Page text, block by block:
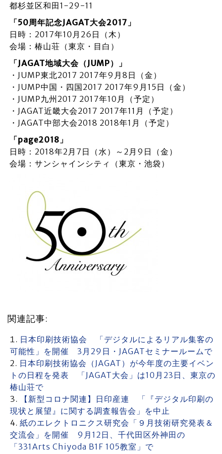
都杉並区和田1-29-11
「50周年記念JAGAT大会2017 」
日時：2017年10月26日（木）
会場：椿山荘（東京・目白）
「JAGAT地域大会（JUMP）」
・JUMP東北2017 2017年9月8日（金）
・JUMP中国・四国2017 2017年9月15日（金）
・JUMP九州2017 2017年10月（予定）
・JAGAT近畿大会2017 2017年11月（予定）
・JAGAT中部大会2018 2018年1月（予定）
「page2018 」
日時：2018年2月7日（水）～2月9日（金）
会場：サンシャインシティ（東京・池袋）
関連記事:
日本印刷技術協会 「デジタルによるリアル集客の
可能性」を開催 3月29日・JAGATセミナールームで
日本印刷技術協会（JAGAT）が今年度の主要イベン
トの日程を発表 「JAGAT大会」は10月23日、東京の
椿山荘で
【新型コロナ関連】日印産連 「『デジタル印刷の
現状と展望』に関する調査報告会」を中止
紙のエレクトロニクス研究会「９月技術研究発表＆
交流会」を開催 9月12日、千代田区外神田の
「331Arts Chiyoda B1F 105教室」で